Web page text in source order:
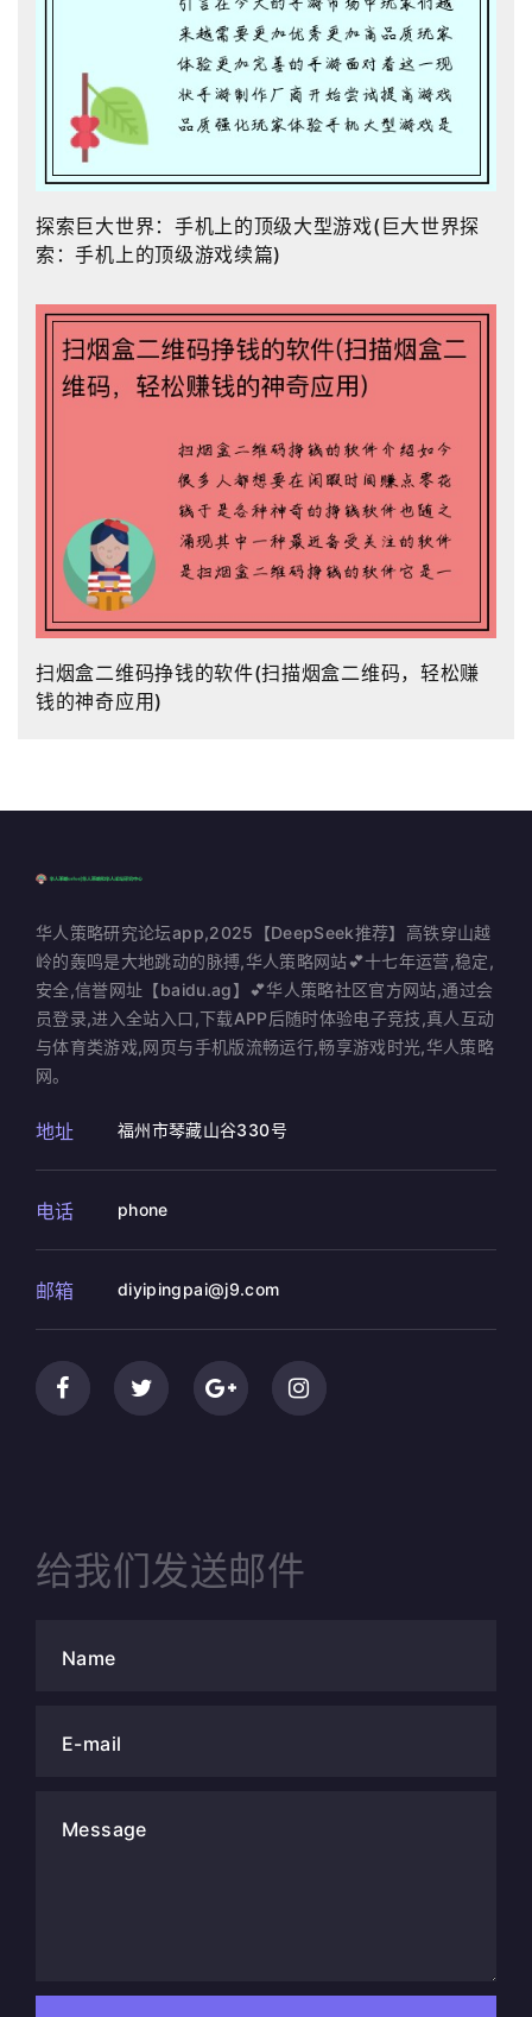
探索巨大世界：手机上的顶级大型游戏(巨大世界探
索：手机上的顶级游戏续篇)
扫烟盒二维码挣钱的软件(扫描烟盒二维码，轻松赚
钱的神奇应用)
华人策略研究论坛app,2025【DeepSeek推荐】高铁穿山越
岭的轰鸣是大地跳动的脉搏,华人策略网站💕十七年运营,稳定,
安全,信誉网址【baidu.ag】💕华人策略社区官方网站,通过会
员登录,进入全站入口,下载APP后随时体验电子竞技,真人互动
与体育类游戏,网页与手机版流畅运行,畅享游戏时光,华人策略
网。
地址 福州市琴藏山谷330号
电话 phone
邮箱 diyipingpai@j9.com
给我们发送邮件
Name
E-mail
Message